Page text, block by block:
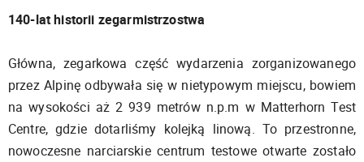
140-lat historii zegarmistrzostwa
Główna, zegarkowa część wydarzenia zorganizowanego
przez Alpinę odbywała się w nietypowym miejscu, bowiem
na wysokości aż 2 939 metrów n.p.m w Matterhorn Test
Centre, gdzie dotarliśmy kolejką linową. To przestronne,
nowoczesne narciarskie centrum testowe otwarte zostało